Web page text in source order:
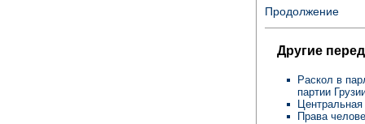
Продолжение
Другие
Раскол в
партии
Права